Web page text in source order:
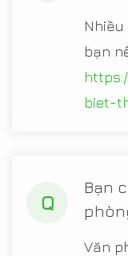
bạn
biet-
Q
Bạn
Văn